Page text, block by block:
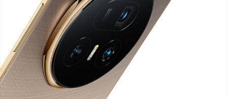
锁、支付保护中心、隐私时刻、应用跳转弹窗提醒
屏幕尺寸
内屏：7.95英寸
外屏：6.43英寸(备注:*显示屏采用圆角设计，按
照标准矩形测量时，内屏屏幕的对角线长度是7.9
5英寸（实际可视区域略小），外屏屏幕的对角线
长度是6.43英寸（实际可视区域略小）。)
屏幕色域
10.7亿色，DCI-P3广色域